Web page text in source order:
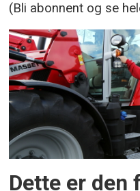
(Bli abonnent og se
Dette er den